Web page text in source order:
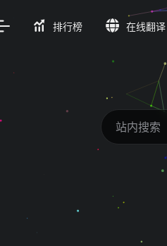
排行榜 在线翻译